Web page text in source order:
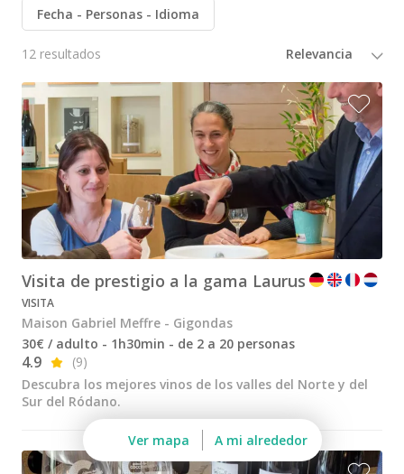
Bodegas y cata de vinos Languedoc Rosellón
Destilerias de ron Martinica
Bodegas y cata de vinos Provenza
Bodegas y cata de vinos Savoie
Bodegas y cata de vinos Sudoeste Francia
Bodegas y cata de vinos Valle del Loira
Bodegas y cata de vinos Valle del Ródano
Bodegas y cata de vinos Carcassonne
Bodegas y cata de vinos Dijon
Bodegas y cata de vinos Narbona
Bodegas y cata de vinos Nimes
Bodegas y cata de vinos Reims
Bodegas y cata de vinos Saint Emilion
Fecha Personas Idioma
12 resultados
Visita de prestigio a la gama Laurus
VISITA
Maison Gabriel Meffre - Gigondas
30€ / adulto - 1h30min - de 2 a 20 personas
4.9
(9)
Descubra los mejores vinos de los valles del Norte y del
Sur del Ródano.
Ver mapa A mi alrededor